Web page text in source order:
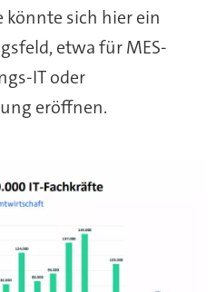
sich hier ein
etwa für MES-
IT oder
eröffnen.